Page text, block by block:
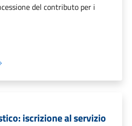
del contributo per i
iscrizione al servizio